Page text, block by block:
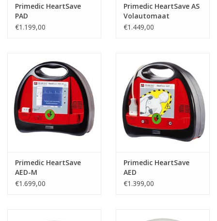
Primedic HeartSave
PAD
€1.199,00
Primedic HeartSave AS
Volautomaat
€1.449,00
Primedic HeartSave
AED-M
€1.699,00
Primedic HeartSave
AED
€1.399,00